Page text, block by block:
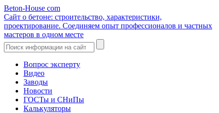
Beton-House com
Сайт о бетоне: строительство, характеристики,
проектирование. Соединяем опыт профессионалов и частных
мастеров в одном месте
Вопрос эксперту
Видео
Заводы
Новости
ГОСТы и СНиПы
Калькуляторы